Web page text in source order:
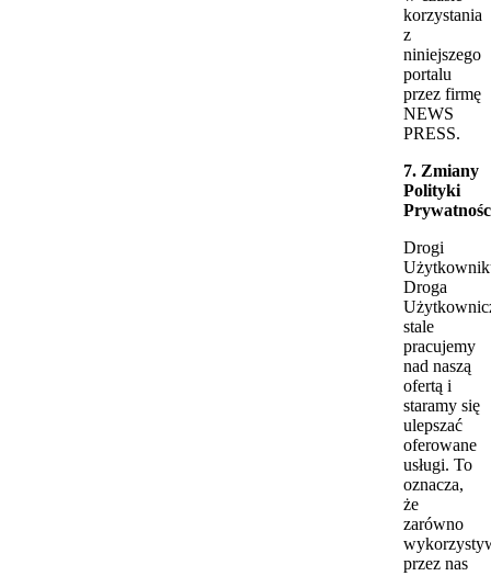
korzystania
z
niniejszego
portalu
przez firmę
NEWS
PRESS.
7. Zmiany
Polityki
Drogi
Droga
stale
pracujemy
nad naszą
ofertą i
staramy się
ulepszać
oferowane
usługi. To
oznacza,
że
zarówno
przez nas